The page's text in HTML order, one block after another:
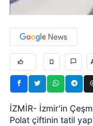
İZMİR- İzmir'in
Polat çiftinin tatil